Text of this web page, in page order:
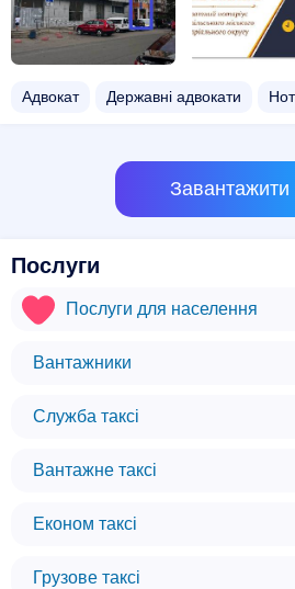
Адвокат Державні адвокати
Послуги
Послуги для населення
Вантажники
Служба таксі
Вантажне таксі
Економ таксі
Грузове таксі